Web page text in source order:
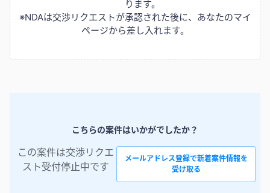
ります。
※NDAは交渉リクエストが承認された後に、あなたのマイ
ページから差し入れます。
こちらの案件はいかがでしたか？
この案件は交渉リクエ
スト受付停止中です
メールアドレス登録で新着案件情報を
受け取る